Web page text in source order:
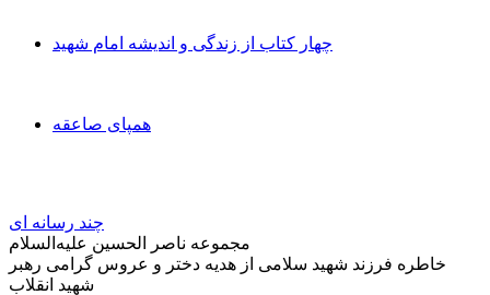
چهار کتاب از زندگی و اندیشه امام شهید
همپای صاعقه
چند رسانه ای
مجموعه ناصر الحسین علیه‌السلام
خاطره فرزند شهید سلامی از هدیه دختر و عروس گرامی رهبر
شهید انقلاب